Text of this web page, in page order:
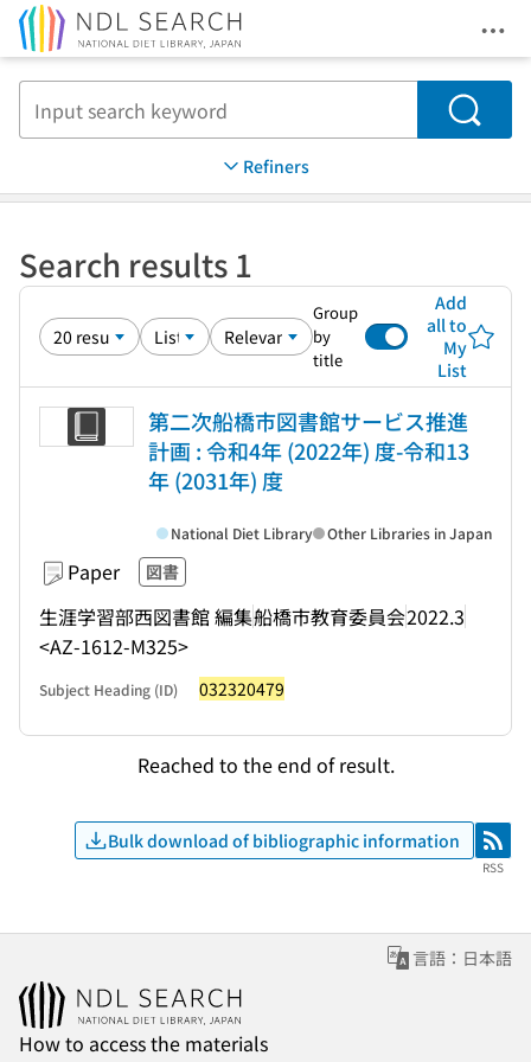
Search
Refiners
Search results 1
Group
by
title
Add
all to
My
List
第二次船橋市図書館サービス推進
計画 : 令和4年 (2022年) 度-令和13
年 (2031年) 度
Paper 図書
生涯学習部西図書館 編集船橋市教育委員会2022.3
<AZ-1612-M325>
National Diet Library Other Libraries in Japan
Subject Heading (ID) 032320479
Reached to the end of result.
Bulk download of bibliographic information RSS
RSS
言語：日本語
How to access the materials